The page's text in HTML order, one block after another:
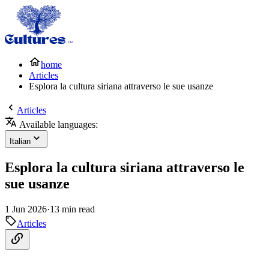
home
Articles
Esplora la cultura siriana attraverso le sue usanze
Articles
Available languages:
Italian
Esplora la cultura siriana attraverso le
sue usanze
1 Jun 2026·13 min read
Articles